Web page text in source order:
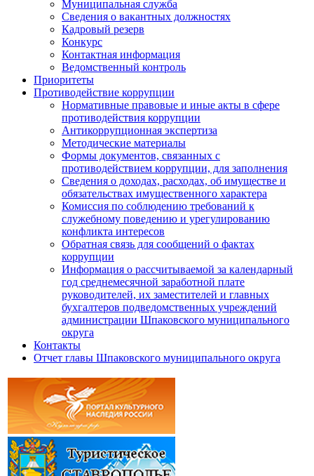
Муниципальная служба
Сведения о вакантных должностях
Кадровый резерв
Конкурс
Контактная информация
Ведомственный контроль
Приоритеты
Противодействие коррупции
Нормативные правовые и иные акты в сфере
противодействия коррупции
Антикоррупционная экспертиза
Методические материалы
Формы документов, связанных с
противодействием коррупции, для заполнения
Сведения о доходах, расходах, об имуществе и
обязательствах имущественного характера
Комиссия по соблюдению требований к
служебному поведению и урегулированию
конфликта интересов
Обратная связь для сообщений о фактах
коррупции
Информация о рассчитываемой за календарный
год среднемесячной заработной плате
руководителей, их заместителей и главных
бухгалтеров подведомственных учреждений
администрации Шпаковского муниципального
округа
Контакты
Отчет главы Шпаковского муниципального округа